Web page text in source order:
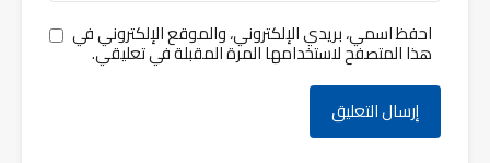
احفظ اسمي، بريدي الإلكتروني، والموقع الإلكتروني في
هذا المتصفح لاستخدامها المرة المقبلة في تعليقي.